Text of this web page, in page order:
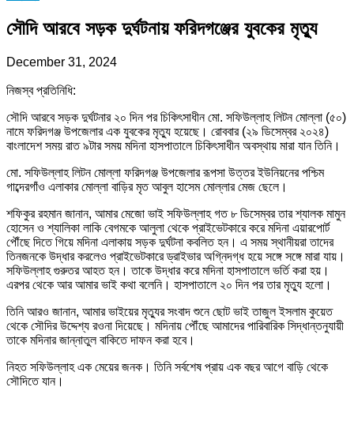
সৌদি আরবে সড়ক দুর্ঘটনায় ফরিদগঞ্জের যুবকের মৃত্যু
December 31, 2024
নিজস্ব প্রতিনিধি:
সৌদি আরবে সড়ক দুর্ঘটনার ২০ দিন পর চিকিৎসাধীন মো. সফিউল্লাহ লিটন মোল্লা (৫০)
নামে ফরিদগঞ্জ উপজেলার এক যুবকের মৃত্যু হয়েছে। রোববার (২৯ ডিসেম্বর ২০২৪)
বাংলাদেশ সময় রাত ৯টার সময় মদিনা হাসপাতালে চিকিৎসাধীন অবস্থায় মারা যান তিনি।
মো. সফিউল্লাহ লিটন মোল্লা ফরিদগঞ্জ উপজেলার রূপসা উত্তর ইউনিয়নের পশ্চিম
গাব্দেরগাঁও এলাকার মোল্লা বাড়ির মৃত আবুল হাসেম মোল্লার মেজ ছেলে।
শফিকুর রহমান জানান, আমার মেজো ভাই সফিউল্লাহ গত ৮ ডিসেম্বর তার শ্যালক মামুন
হোসেন ও শ্যালিকা লাকি বেগমকে আলুলা থেকে প্রাইভেটকারে করে মদিনা এয়ারপোর্ট
পৌঁছে দিতে গিয়ে মদিনা এলাকায় সড়ক দুর্ঘটনা কবলিত হন। এ সময় স্থানীয়রা তাদের
তিনজনকে উদ্ধার করলেও প্রাইভেটকারে ড্রাইভার অগ্নিদগ্ধ হয়ে সঙ্গে সঙ্গে মারা যায়।
সফিউল্লাহ গুরুতর আহত হন। তাকে উদ্ধার করে মদিনা হাসপাতালে ভর্তি করা হয়।
এরপর থেকে আর আমার ভাই কথা বলেনি। হাসপাতালে ২০ দিন পর তার মৃত্যু হলো।
তিনি আরও জানান, আমার ভাইয়ের মৃত্যুর সংবাদ শুনে ছোট ভাই তাজুল ইসলাম কুয়েত
থেকে সৌদির উদ্দেশ্য রওনা দিয়েছে। মদিনায় পৌঁছে আমাদের পারিবারিক সিদ্ধান্তনুযায়ী
তাকে মদিনার জান্নাতুল বাকিতে দাফন করা হবে।
নিহত সফিউল্লাহ এক মেয়ের জনক। তিনি সর্বশেষ প্রায় এক বছর আগে বাড়ি থেকে
সৌদিতে যান।